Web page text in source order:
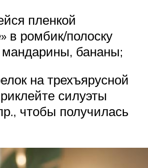
пленкой
в ромбик/полоску
бананы;
на трехъярусной
силуэты
чтобы получилась